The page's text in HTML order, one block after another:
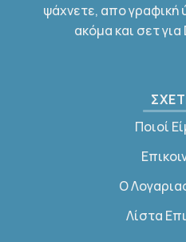
ψάχνετε, απο γραφική
ακόμα και σετ
Ποιοί
Ο
Λίστα